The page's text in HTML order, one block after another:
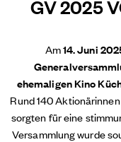
GV 2025
Am14. Juni
ehemaligen Kino
Rund 140
sorgten für eine
Versammlung wurde